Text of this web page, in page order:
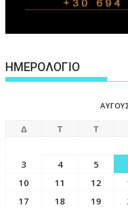
ΗΜΕΡΟΛΟΓΙΟ
Δ Τ Τ
3
4 5
10
11 12
17
18 19